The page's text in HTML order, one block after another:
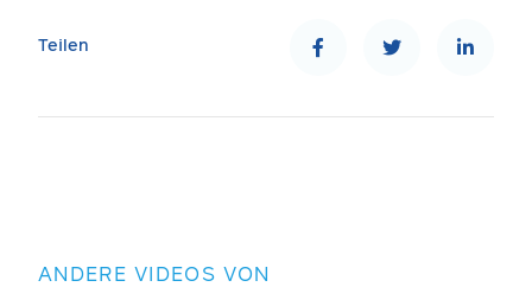
Teilen
ANDERE VIDEOS VON